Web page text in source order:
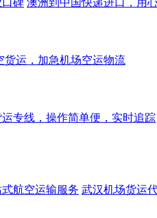
碑 澳洲到中国快递进口，用
货运，加急机场空运物流
专线，操作简单便，实时追踪
航空运输服务 武汉机场货运